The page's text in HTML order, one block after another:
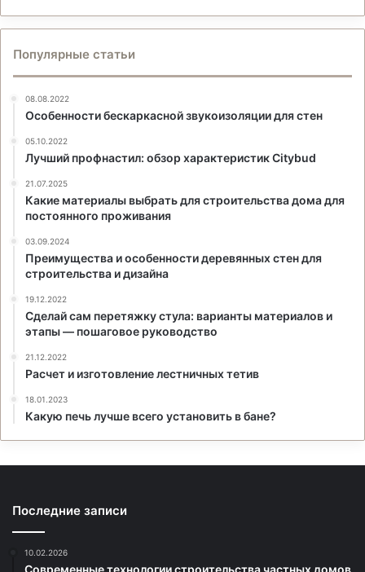
Популярные статьи
08.08.2022
Особенности бескаркасной звукоизоляции для стен
05.10.2022
Лучший профнастил: обзор характеристик Citybud
21.07.2025
Какие материалы выбрать для строительства дома для
постоянного проживания
03.09.2024
Преимущества и особенности деревянных стен для
строительства и дизайна
19.12.2022
Сделай сам перетяжку стула: варианты материалов и
этапы — пошаговое руководство
21.12.2022
Расчет и изготовление лестничных тетив
18.01.2023
Какую печь лучше всего установить в бане?
Последние записи
10.02.2026
Современные технологии строительства частных домов